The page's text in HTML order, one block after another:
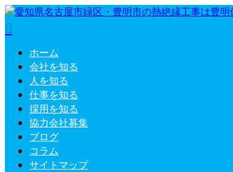
ホーム
会社を知る
人を知る
仕事を知る
採用を知る
協力会社募集
ブログ
コラム
サイトマップ